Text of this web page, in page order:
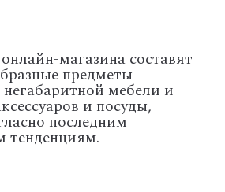
магазина составят
предметы
негабаритной мебели и
и посуды,
последним
тенденциям.